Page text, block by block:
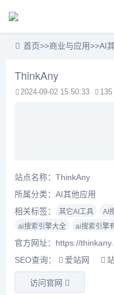
首页>>商业与应用>>AI
ThinkAny
2024-09-02 15:50:33 135
站点名称：ThinkAny
所属分类： AI其他应用
相关标签：
其它AI工具 AI
ai搜索引擎大全
ai搜索引擎
官方网址：https://
SEO查询：
爱站网
访问官网